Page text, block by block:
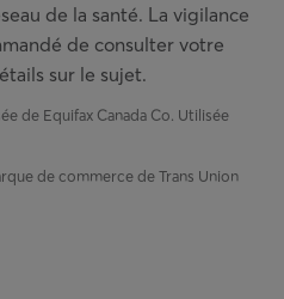
de la santé. La vigilance
de consulter votre
sur le sujet.
de Equifax Canada Co. Utilisée
de commerce de Trans Union